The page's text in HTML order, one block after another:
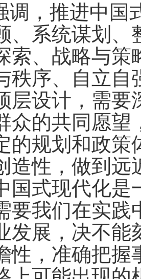
调，推进中国
、系统谋划、
索、战略与策
秩序、自立自
层设计，需
众的共同愿望
的规划和政策
造性，做到远
国式现代化是
要我们在实
发展，决不
性，准确把